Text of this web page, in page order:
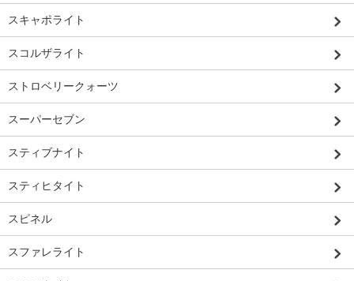
スキャポライト
スコルザライト
ストロベリークォーツ
スーパーセブン
スティブナイト
スティヒタイト
スピネル
スファレライト